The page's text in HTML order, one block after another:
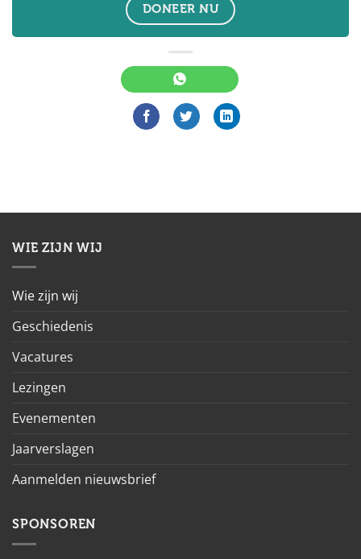
DONEER NU
WIE ZIJN WIJ
Wie zijn wij
Geschiedenis
Vacatures
Lezingen
Evenementen
Jaarverslagen
Aanmelden nieuwsbrief
SPONSOREN